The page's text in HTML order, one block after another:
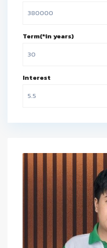
Term(*in years)
Interest